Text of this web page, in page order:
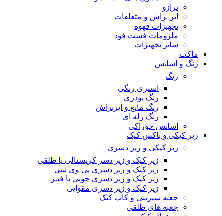
ترازو
ایر براش و متعلقات
تجهیزات قهوه
ملزومات فست فود
سایر تجهیزات
ماکت
رنگ و اسانس
رنگ
اسپری رنگی
رنگ پودری
رنگ مایع و ایربراش
رنگ ژله ای
اسانس خوراکی
زیر کیکی و باکس کیک
زیر کیکی و زیر دسری
زیر کیک و زیر دسر کریستالی یا طلقی
زیر کیک و زیر دسری پی وی سی
زیر کیک و زیر دسری چوبی یا فیبر
زیر کیک و زیر دسری مقوایی
جعبه شیرینی و کاپ کیک
جعبه های طلقی